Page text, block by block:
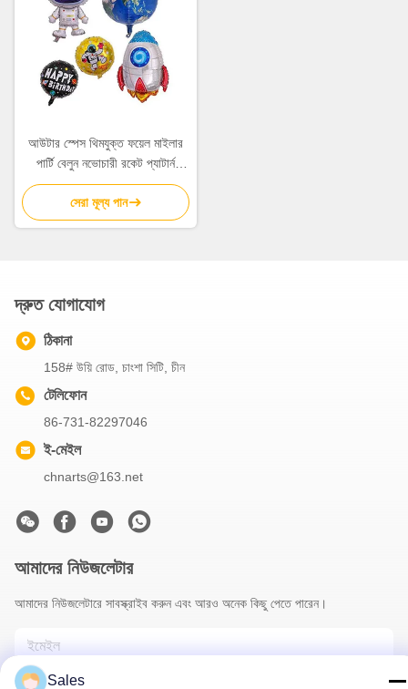
আউটার স্পেস থিমযুক্ত ফয়েল মাইলার
পার্টি বেলুন নভোচারী রকেট প্যাটার্ন
5Pcs
সেরা মূল্য পান
দ্রুত যোগাযোগ
ঠিকানা
158# উয়ি রোড, চাংশা সিটি, চীন
টেলিফোন
86-731-82297046
ই-মেইল
chnarts@163.net
আমাদের নিউজলেটার
আমাদের নিউজলেটারে সাবস্ক্রাইব করুন এবং আরও অনেক কিছু পেতে পারেন।
Sales